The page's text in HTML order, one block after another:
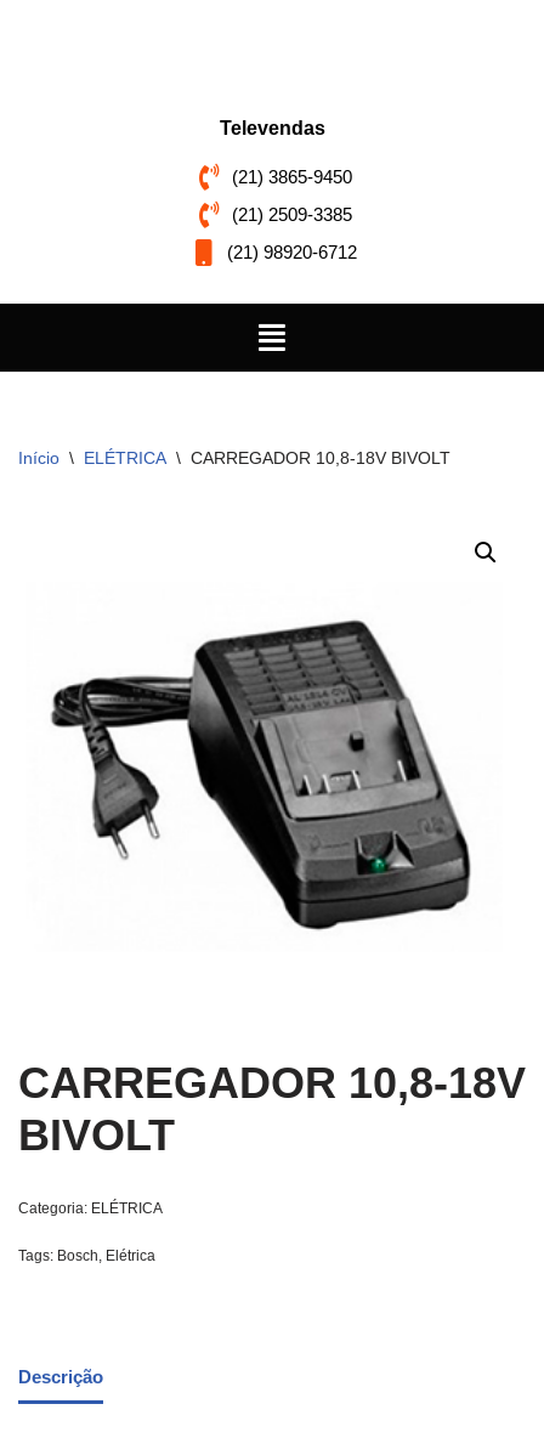
Televendas
(21) 3865-9450
(21) 2509-3385
(21) 98920-6712
Início \ ELÉTRICA \ CARREGADOR 10,8-18V BIVOLT
CARREGADOR 10,8-18V
BIVOLT
Categoria: ELÉTRICA
Tags: Bosch, Elétrica
Descrição